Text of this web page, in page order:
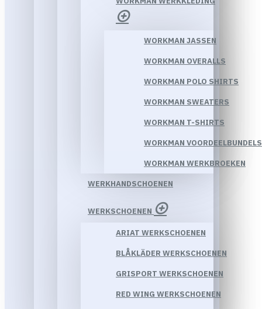
WORKMAN JASSEN
WORKMAN OVERALLS
WORKMAN POLO SHIRTS
WORKMAN SWEATERS
WORKMAN T-SHIRTS
WORKMAN VOORDEELBUNDELS
WORKMAN WERKBROEKEN
WERKHANDSCHOENEN
WERKSCHOENEN
ARIAT WERKSCHOENEN
BLÅKLÄDER WERKSCHOENEN
GRISPORT WERKSCHOENEN
RED WING WERKSCHOENEN